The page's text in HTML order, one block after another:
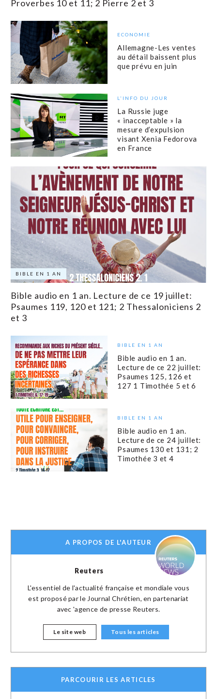
Proverbes 10 et 11; 2 Pierre 2 et 3
ECONOMIE
Allemagne-Les ventes
au détail baissent plus
que prévu en juin
L'INFO DU JOUR
La Russie juge
« inacceptable » la
mesure d’expulsion
visant Xenia Fedorova
en France
BIBLE EN 1 AN
Bible audio en 1 an. Lecture de ce 19 juillet:
Psaumes 119, 120 et 121; 2 Thessaloniciens 2
et 3
BIBLE EN 1 AN
Bible audio en 1 an.
Lecture de ce 22 juillet:
Psaumes 125, 126 et
127 1 Timothée 5 et 6
BIBLE EN 1 AN
Bible audio en 1 an.
Lecture de ce 24 juillet:
Psaumes 130 et 131; 2
Timothée 3 et 4
A PROPOS DE L'AUTEUR
Reuters
L'essentiel de l'actualité française et mondiale vous
est proposé par le Journal Chrétien, en partenariat
avec 'agence de presse Reuters.
Le site web Tous les articles
PARCOURIR LES ARTICLES